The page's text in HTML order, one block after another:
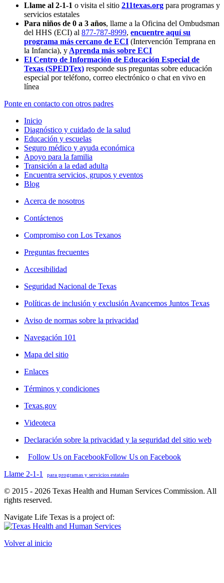
Llame al 2-1-1 o visita el sitio 211texas.org para programas y
servicios estatales
Para niños de 0 a 3 años, llame a la Oficina del Ombudsman
del HHS (ECI) al 877-787-8999, encuentre aquí su
programa más cercano de ECI (Intervención Temprana en
la Infancia), y Aprenda más sobre ECI
El Centro de Información de Educación Especial de
Texas (SPEDTex) responde sus preguntas sobre educación
especial por teléfono, correo electrónico o chat en vivo en
línea
Ponte en contacto con otros padres
Inicio
Diagnóstico y cuidado de la salud
Educación y escuelas
Seguro médico y ayuda económica
Apoyo para la familia
Transición a la edad adulta
Encuentra servicios, grupos y eventos
Blog
Acerca de nosotros
Contáctenos
Compromiso con Los Texanos
Preguntas frecuentes
Accesibilidad
Seguridad Nacional de Texas
Políticas de inclusión y exclusión Avancemos Juntos Texas
Aviso de normas sobre la privacidad
Navegación 101
Mapa del sitio
Enlaces
Términos y condiciones
Texas.gov
Videoteca
Declaración sobre la privacidad y la seguridad del sitio web
Follow Us on FacebookFollow Us on Facebook
Llame 2-1-1
para programas y servicios estatales
© 2015 - 2026 Texas Health and Human Services Commission. All
rights reserved.
Navigate Life Texas is a project of:
Volver al inicio